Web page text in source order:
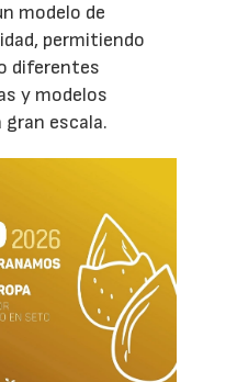
modelo de
permitiendo
diferentes
y modelos
escala.